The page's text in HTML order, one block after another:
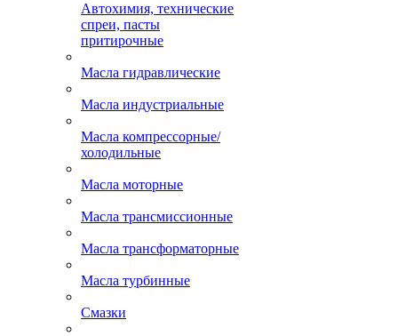
Автохимия, технические
спреи, пасты
притирочные
Масла гидравлические
Масла индустриальные
Масла компрессорные/
холодильные
Масла моторные
Масла трансмиссионные
Масла трансформаторные
Масла турбинные
Смазки